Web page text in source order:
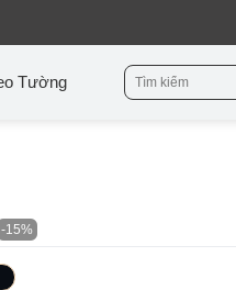
Tường
Tìm
kiếm:
-15%